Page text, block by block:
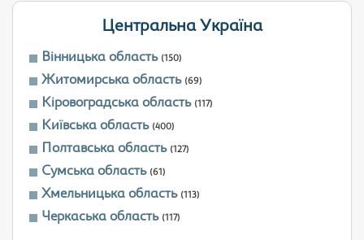
Центральна Україна
Вінницька область (150)
Житомирська область (69)
Кіровоградська область (117)
Київська область (400)
Полтавська область (127)
Сумська область (61)
Хмельницька область (113)
Черкаська область (117)